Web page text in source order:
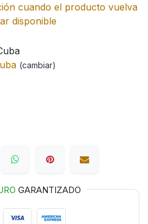
cuando el producto vuelva
disponible
(cambiar)
GARANTIZADO